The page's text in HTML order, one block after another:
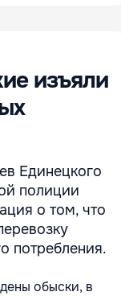
изъяли
Единецкого
полиции
о том, что
потребления.
обыски, в